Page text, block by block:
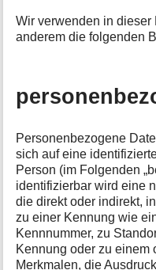
Wir verwenden in
anderem die folgenden
Personenbezogene
sich auf eine
Person (im Folgenden
identifizierbar wird eine
die direkt oder indirekt,
zu einer Kennung wie
Kennnummer, zu
Kennung oder zu einem
Merkmalen, die